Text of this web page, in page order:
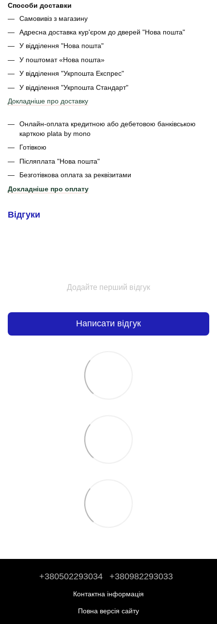
Способи доставки
Самовивіз з магазину
Адресна доставка кур'єром до дверей "Нова пошта"
У відділення "Нова пошта"
У поштомат «Нова пошта»
У відділення "Укрпошта Експрес"
У відділення "Укрпошта Стандарт"
Докладніше про доставку
Онлайн-оплата кредитною або дебетовою банківською
карткою plata by mono
Готівкою
Післяплата "Нова пошта"
Безготівкова оплата за реквізитами
Докладніше про оплату
Відгуки
Додайте перший відгук
Написати відгук
+380502293034 +380982293033
Контактна інформація
Повна версія сайту